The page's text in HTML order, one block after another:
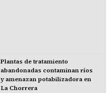
Plantas de tratamiento
abandonadas contaminan ríos
y amenazan potabilizadora en
La Chorrera